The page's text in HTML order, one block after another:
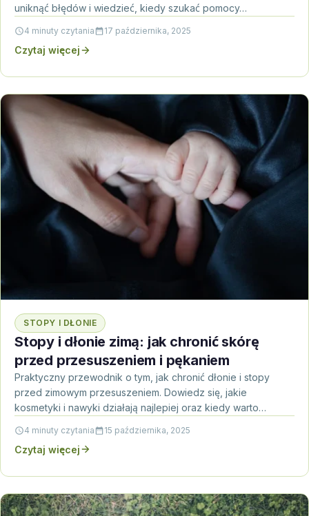
uniknąć błędów i wiedzieć, kiedy szukać pomocy…
4 minuty czytania 17 października, 2025
Czytaj więcej
STOPY I DŁONIE
Stopy i dłonie zimą: jak chronić skórę
przed przesuszeniem i pękaniem
Praktyczny przewodnik o tym, jak chronić dłonie i stopy
przed zimowym przesuszeniem. Dowiedz się, jakie
kosmetyki i nawyki działają najlepiej oraz kiedy warto
4 minuty czytania 15 października, 2025
Czytaj więcej